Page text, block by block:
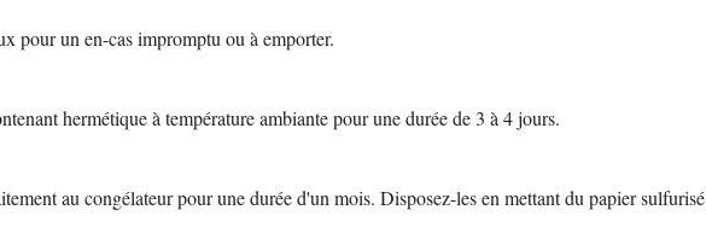
pour un en-cas impromptu ou à emporter.
hermétique à température ambiante pour une durée de 3 à 4 jours.
au congélateur pour une durée d'un mois. Disposez-les en mettant du papier sulfurisé